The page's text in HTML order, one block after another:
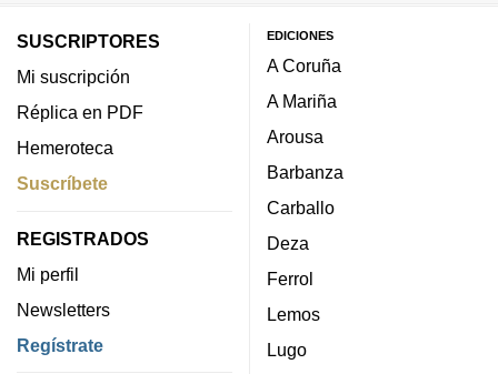
SUSCRIPTORES
Mi suscripción
Réplica en PDF
Hemeroteca
Suscríbete
REGISTRADOS
Mi perfil
Newsletters
Regístrate
EDICIONES
A Coruña
A Mariña
Arousa
Barbanza
Carballo
Deza
Ferrol
Lemos
Lugo